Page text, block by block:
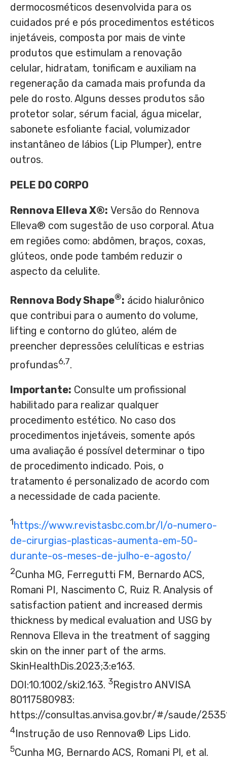
dermocosméticos desenvolvida para os
cuidados pré e pós procedimentos estéticos
injetáveis, composta por mais de vinte
produtos que estimulam a renovação
celular, hidratam, tonificam e auxiliam na
regeneração da camada mais profunda da
pele do rosto. Alguns desses produtos são
protetor solar, sérum facial, água micelar,
sabonete esfoliante facial, volumizador
instantâneo de lábios (Lip Plumper), entre
outros.
PELE DO CORPO
Rennova Elleva X®: Versão do Rennova
Elleva® com sugestão de uso corporal. Atua
em regiões como: abdômen, braços, coxas,
glúteos, onde pode também reduzir o
aspecto da celulite.
Rennova Body Shape®: ácido hialurônico
que contribui para o aumento do volume,
lifting e contorno do glúteo, além de
preencher depressões celulíticas e estrias
profundas6,7.
Importante: Consulte um profissional
habilitado para realizar qualquer
procedimento estético. No caso dos
procedimentos injetáveis, somente após
uma avaliação é possível determinar o tipo
de procedimento indicado. Pois, o
tratamento é personalizado de acordo com
a necessidade de cada paciente.
1https://www.revistasbc.com.br/l/o-numero-
de-cirurgias-plasticas-aumenta-em-50-
durante-os-meses-de-julho-e-agosto/
2Cunha MG, Ferregutti FM, Bernardo ACS,
Romani PI, Nascimento C, Ruiz R. Analysis of
satisfaction patient and increased dermis
thickness by medical evaluation and USG by
Rennova Elleva in the treatment of sagging
skin on the inner part of the arms.
SkinHealthDis.2023;3:e163.
DOI:10.1002/ski2.163. 3Registro ANVISA
80117580983:
https://consultas.anvisa.gov.br/#/saude/
4Instrução de uso Rennova® Lips Lido.
5Cunha MG, Bernardo ACS, Romani Pl, et al.